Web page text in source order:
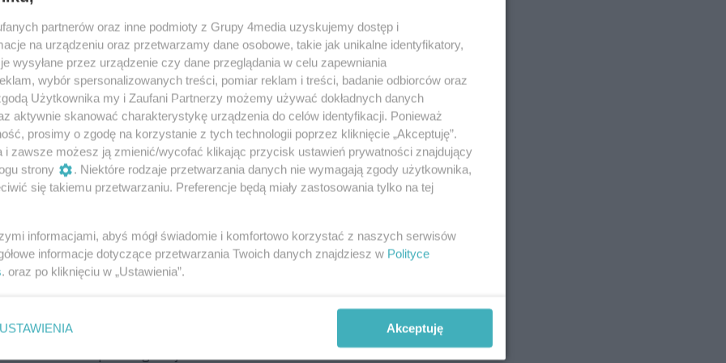
Huragan przeszedł przez radomską
ambicji i ofensywnych akcji meczu nie da się
o tym zawodnicy Broni Radom, którzy u siebie
rozgrywek Huraganem Morąg!
Broni Radom w sezonie. Ekipa z Plant
Morągu
zremisowali w Morągu z tamtejszym Huraganem
trenera Dariusza Różańskiego to pierwszy
2020 trzeciej ligi.
Huragan Morąg pokonał "Broniarzy" 4:0 i
partnerów oraz inne podmioty z Grupy 4media uzyskujemy dostęp i
na urządzeniu oraz przetwarzamy dane osobowe, takie jak unikalne identyfikatory,
wysyłane przez urządzenie czy dane przeglądania w celu zapewniania
wybór spersonalizowanych treści, pomiar reklam i treści, badanie odbiorców oraz
Użytkownika my i Zaufani Partnerzy możemy używać dokładnych danych
aktywnie skanować charakterystykę urządzenia do celów identyfikacji. Ponieważ
prosimy o zgodę na korzystanie z tych technologii poprzez kliknięcie „Akceptuję”.
i zawsze możesz ją zmienić/wycofać klikając przycisk ustawień prywatności znajdujący
strony
. Niektóre rodzaje przetwarzania danych nie wymagają zgody użytkownika,
się takiemu przetwarzaniu. Preferencje będą miały zastosowania tylko na tej
informacjami, abyś mógł świadomie i komfortowo korzystać z naszych serwisów
informacje dotyczące przetwarzania Twoich danych znajdziesz w Polityce
. oraz po kliknięciu w „Ustawienia”.
USTAWIENIA Akceptuję